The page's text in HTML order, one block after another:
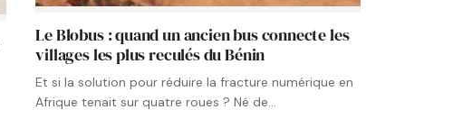
Le Blobus : quand un ancien bus connecte les
villages les plus reculés du Bénin
Et si la solution pour réduire la fracture numérique en
Afrique tenait sur quatre roues ? Né de…